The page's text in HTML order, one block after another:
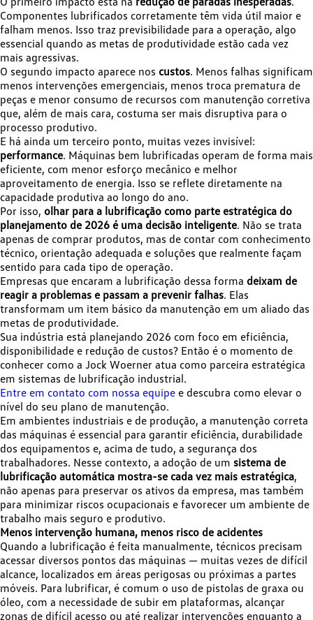
Componentes lubrificados corretamente têm vida útil maior e
falham menos. Isso traz previsibilidade para a operação, algo
essencial quando as metas de produtividade estão cada vez
mais agressivas.
O segundo impacto aparece nos custos. Menos falhas significam
menos intervenções emergenciais, menos troca prematura de
peças e menor consumo de recursos com manutenção corretiva
que, além de mais cara, costuma ser mais disruptiva para o
processo produtivo.
E há ainda um terceiro ponto, muitas vezes invisível:
performance. Máquinas bem lubrificadas operam de forma mais
eficiente, com menor esforço mecânico e melhor
aproveitamento de energia. Isso se reflete diretamente na
capacidade produtiva ao longo do ano.
Por isso, olhar para a lubrificação como parte estratégica do
planejamento de 2026 é uma decisão inteligente. Não se trata
apenas de comprar produtos, mas de contar com conhecimento
técnico, orientação adequada e soluções que realmente façam
sentido para cada tipo de operação.
Empresas que encaram a lubrificação dessa forma deixam de
reagir a problemas e passam a prevenir falhas. Elas
transformam um item básico da manutenção em um aliado das
metas de produtividade.
Sua indústria está planejando 2026 com foco em eficiência,
disponibilidade e redução de custos? Então é o momento de
conhecer como a Jock Woerner atua como parceira estratégica
em sistemas de lubrificação industrial.
Entre em contato com nossa equipe e descubra como elevar o
nível do seu plano de manutenção.
Em ambientes industriais e de produção, a manutenção correta
das máquinas é essencial para garantir eficiência, durabilidade
dos equipamentos e, acima de tudo, a segurança dos
trabalhadores. Nesse contexto, a adoção de um sistema de
lubrificação automática mostra-se cada vez mais estratégica,
não apenas para preservar os ativos da empresa, mas também
para minimizar riscos ocupacionais e favorecer um ambiente de
trabalho mais seguro e produtivo.
Menos intervenção humana, menos risco de acidentes
Quando a lubrificação é feita manualmente, técnicos precisam
acessar diversos pontos das máquinas — muitas vezes de difícil
alcance, localizados em áreas perigosas ou próximas a partes
móveis. Para lubrificar, é comum o uso de pistolas de graxa ou
óleo, com a necessidade de subir em plataformas, alcançar
zonas de difícil acesso ou até realizar intervenções enquanto a